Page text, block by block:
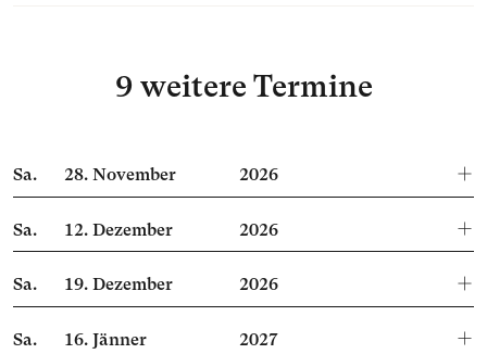
9 weitere Termine
Sa. 28.November 2026
Sa. 12.Dezember 2026
Sa. 19.Dezember 2026
Sa. 16.Jänner 2027